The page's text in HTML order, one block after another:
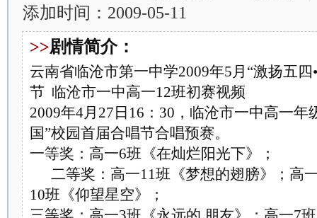
添加时间：2009-05-11
>>剧情简介：
云南省临沧市第一中学2009年5月“激扬五
节 临沧市一中高一12班初赛视频
2009年4月27日16：30，临沧市一中高一年
国”校园首届合唱节合唱预赛。
一等奖：高一6班《在灿烂阳光下》；
二等奖：高一11班《梦想的翅膀》；高
10班《仰望星空》；